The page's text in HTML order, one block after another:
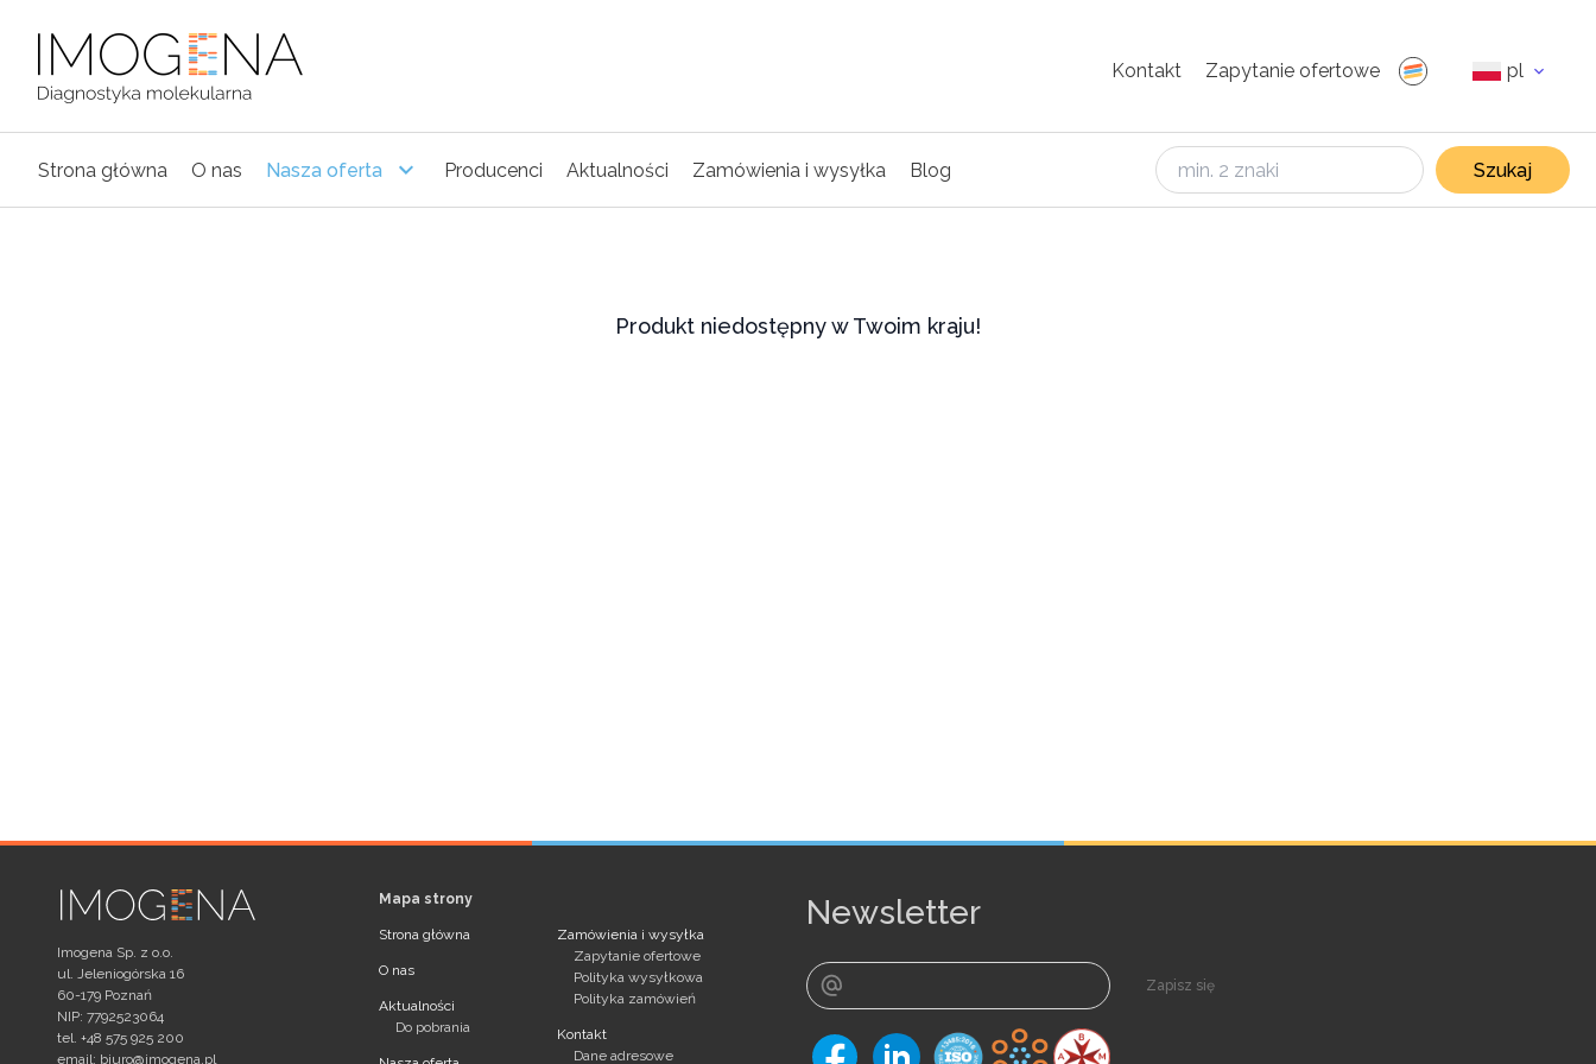
Kontakt Zapytanie ofertowe pl
Strona główna O nas Nasza oferta Producenci Aktualności Zamówienia i wysyłka Blog Szukaj
Produkt niedostępny w Twoim kraju!
Imogena Sp. z o.o.
ul. Jeleniogórska 16
60-179 Poznań
NIP: 7792523064
tel. +48 575 925 200
email: biuro@imogena.pl
Mapa strony
Strona główna
O nas
Aktualności
Do pobrania
Zamówienia i wysyłka
Zapytanie ofertowe
Polityka wysyłkowa
Polityka zamówień
Kontakt
Dane adresowe
Newsletter
Zapisz się